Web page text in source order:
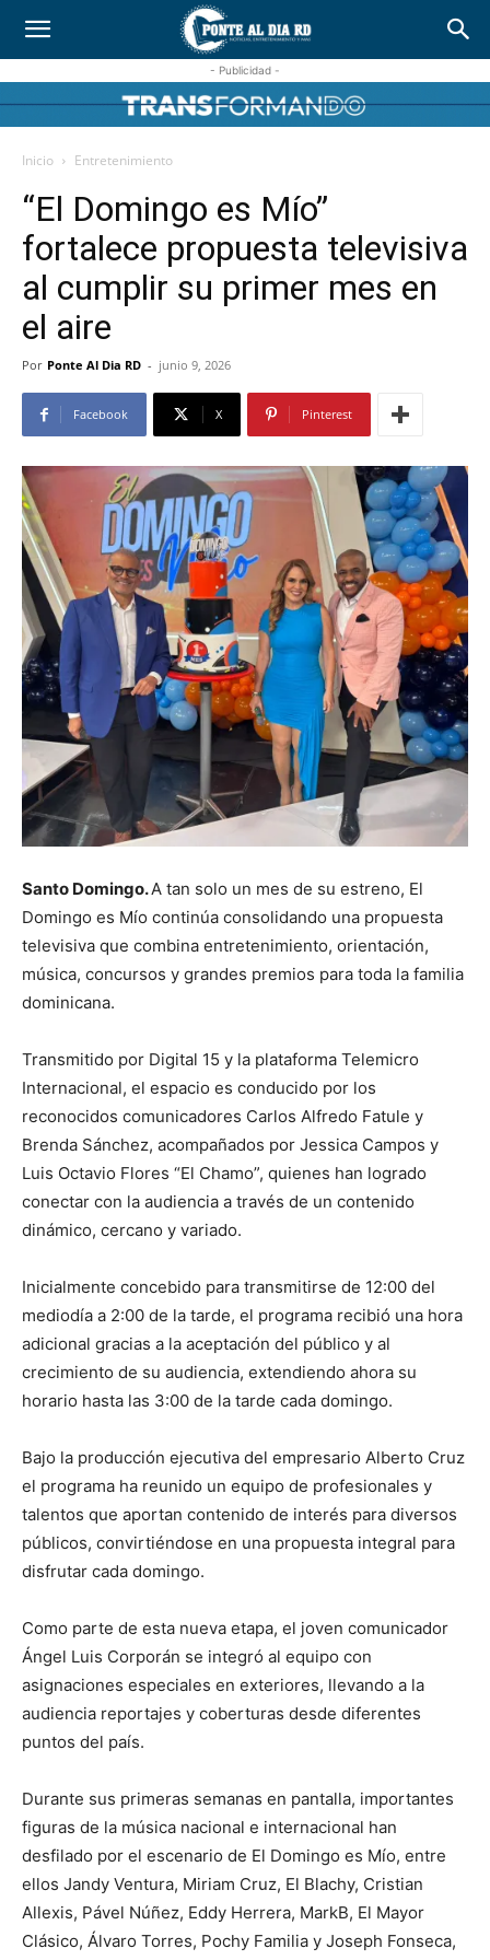
- Publicidad -
Inicio Entretenimiento
“El Domingo es Mío”
fortalece propuesta televisiva
al cumplir su primer mes en
el aire
Por Ponte Al Dia RD - junio 9, 2026
Facebook X Pinterest
Santo Domingo.A tan solo un mes de su estreno, El
Domingo es Mío continúa consolidando una propuesta
televisiva que combina entretenimiento, orientación,
música, concursos y grandes premios para toda la familia
dominicana.
Transmitido por Digital 15 y la plataforma Telemicro
Internacional, el espacio es conducido por los
reconocidos comunicadores Carlos Alfredo Fatule y
Brenda Sánchez, acompañados por Jessica Campos y
Luis Octavio Flores “El Chamo”, quienes han logrado
conectar con la audiencia a través de un contenido
dinámico, cercano y variado.
Inicialmente concebido para transmitirse de 12:00 del
mediodía a 2:00 de la tarde, el programa recibió una hora
adicional gracias a la aceptación del público y al
crecimiento de su audiencia, extendiendo ahora su
horario hasta las 3:00 de la tarde cada domingo.
Bajo la producción ejecutiva del empresario Alberto Cruz
el programa ha reunido un equipo de profesionales y
talentos que aportan contenido de interés para diversos
públicos, convirtiéndose en una propuesta integral para
disfrutar cada domingo.
Como parte de esta nueva etapa, el joven comunicador
Ángel Luis Corporán se integró al equipo con
asignaciones especiales en exteriores, llevando a la
audiencia reportajes y coberturas desde diferentes
puntos del país.
Durante sus primeras semanas en pantalla, importantes
figuras de la música nacional e internacional han
desfilado por el escenario de El Domingo es Mío, entre
ellos Jandy Ventura, Miriam Cruz, El Blachy, Cristian
Allexis, Pável Núñez, Eddy Herrera, MarkB, El Mayor
Clásico, Álvaro Torres, Pochy Familia y Joseph Fonseca,